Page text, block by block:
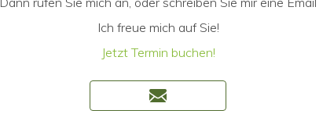
Ich freue mich auf Sie!
Jetzt Termin buchen!